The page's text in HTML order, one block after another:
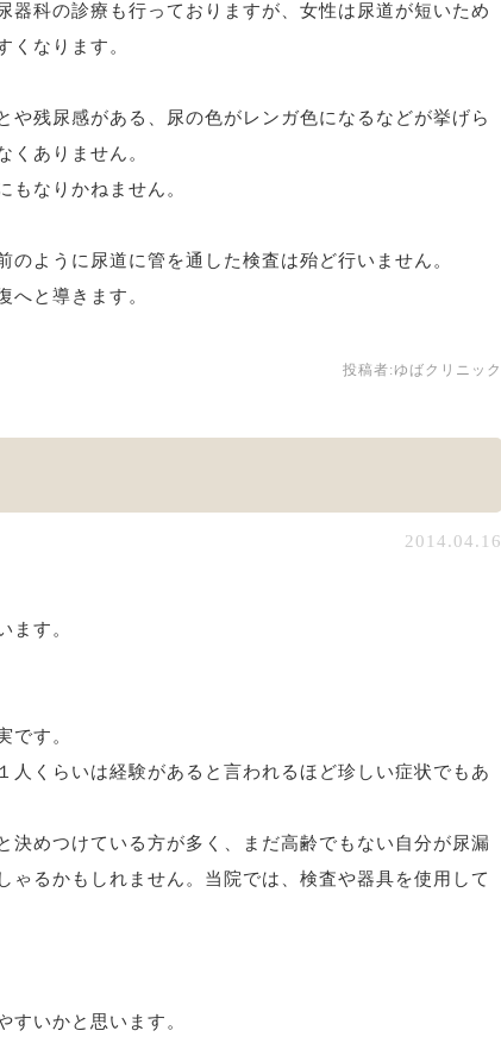
器科の診療も行っておりますが、女性は尿道が短いため
くなります。
残尿感がある、尿の色がレンガ色になるなどが挙げら
くありません。
もなりかねません。
ように尿道に管を通した検査は殆ど行いません。
へと導きます。
投稿者: ゆばクリニック
2014.04.16
ます。
です。
人くらいは経験があると言われるほど珍しい症状でもあ
決めつけている方が多く、まだ高齢でもない自分が尿漏
るかもしれません。当院では、検査や器具を使用して
すいかと思います。